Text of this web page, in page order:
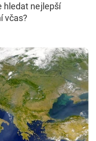
hledat nejlepší
včas?